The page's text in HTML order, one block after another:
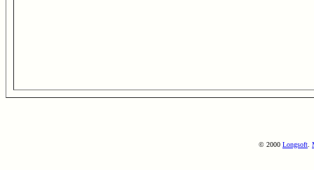
© 2000 Longsoft